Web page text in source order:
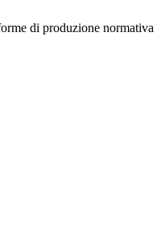
di produzione